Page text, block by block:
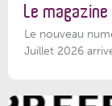
Le
Le nouveau
Juillet 2026